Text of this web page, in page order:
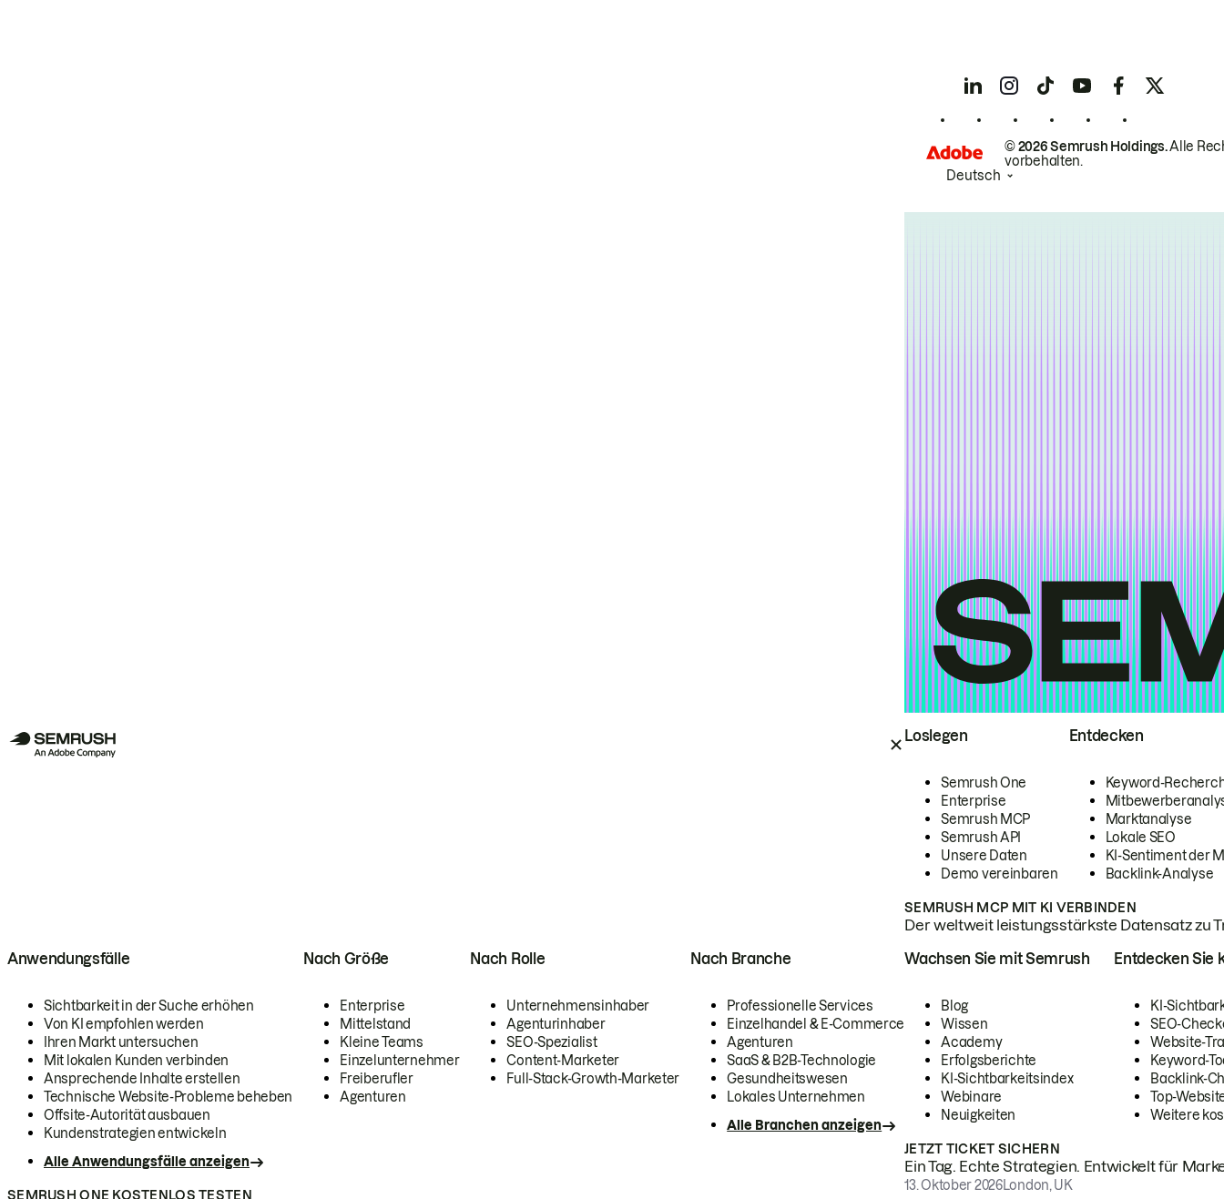
Loslegen
Semrush One
Enterprise
Semrush MCP
Semrush API
Unsere Daten
Demo vereinbaren
Entdecken
Keyword-
Marktanalyse
Lokale SEO
KI-Sentiment der
Backlink-Analyse
SEMRUSH MCP MIT KI VERBINDEN
Der weltweit leistungsstärkste Datensatz zu
Anwendungsfälle
Sichtbarkeit in der Suche erhöhen
Von KI empfohlen werden
Ihren Markt untersuchen
Mit lokalen Kunden verbinden
Ansprechende Inhalte erstellen
Technische Website-Probleme beheben
Offsite-Autorität ausbauen
Kundenstrategien entwickeln
Alle Anwendungsfälle anzeigen
Nach Größe
Enterprise
Mittelstand
Kleine Teams
Einzelunternehmer
Freiberufler
Agenturen
Nach Rolle
Unternehmensinhaber
Agenturinhaber
SEO-Spezialist
Content-Marketer
Full-Stack-Growth-Marketer
Nach Branche
Professionelle Services
Einzelhandel & E-Commerce
Agenturen
SaaS & B2B-Technologie
Gesundheitswesen
Lokales Unternehmen
Alle Branchen anzeigen
SEMRUSH ONE KOSTENLOS TESTEN
Wachsen Sie mit Semrush
Blog
Wissen
Academy
Erfolgsberichte
KI-Sichtbarkeitsindex
Webinare
Neuigkeiten
Entdecken Sie
KI-
SEO-
Website-
Keyword-
Backlink-
Top-
Weitere
JETZT TICKET SICHERN
Ein Tag. Echte Strategien. Entwickelt für
13. Oktober 2026London, UK
© 2026 Semrush Holdings.Alle
vorbehalten.
Deutsch